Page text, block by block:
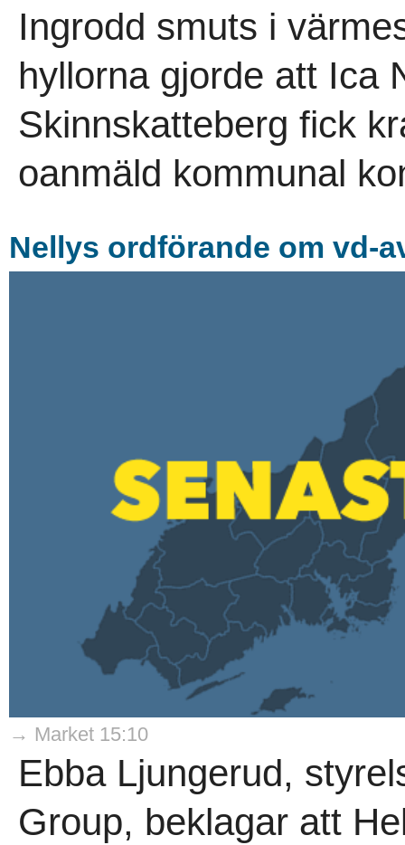
Ingrodd smuts i
hyllorna gjorde att Ica
Skinnskatteberg fick
oanmäld kommunal
Nellys ordförande om vd-
→ Market 15:10
Ebba Ljungerud,
Group, beklagar att